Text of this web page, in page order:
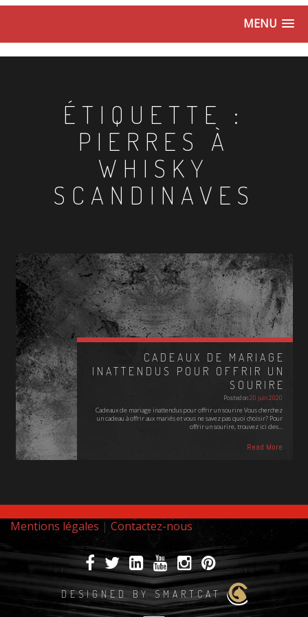
MENU
ÉTIQUETTE :
PIERRES À
WHISKY
SCANDINAVES
CADEAUX DE MARIAGE
INATTENDUS POUR OFFRIR UN
SOURIRE
Posted on20 juin 2020
Cadeaux de mariage inattendus pour offrir un sourire Vous cherchez
un cadeau à offrir aux mariés et vous ne savez pas quoi choisir? Pour
offrir un sourire, trouvez ici des…
Read More
Mentions légales | Contactez-nous
DESIGNED BY SMARTCAT